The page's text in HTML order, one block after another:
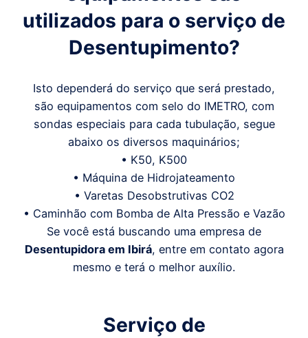
utilizados para o serviço de
Desentupimento?
Isto dependerá do serviço que será prestado,
são equipamentos com selo do IMETRO, com
sondas especiais para cada tubulação, segue
abaixo os diversos maquinários;
• K50, K500
• Máquina de Hidrojateamento
• Varetas Desobstrutivas CO2
• Caminhão com Bomba de Alta Pressão e Vazão
Se você está buscando uma empresa de
Desentupidora em Ibirá, entre em contato agora
mesmo e terá o melhor auxílio.
Serviço de